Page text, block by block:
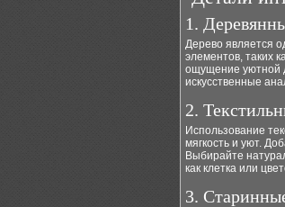
1.
Дерево является
элементов, таких
ощущение уютной
искусственные
2.
Использование
мягкость и уют.
Выбирайте
как клетка или
3.